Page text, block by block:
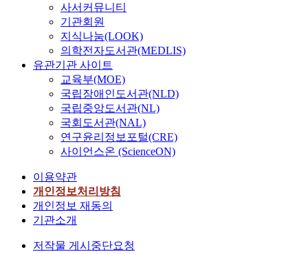
사서커뮤니티
기관회원
지식나눔(LOOK)
의학전자도서관(MEDLIS)
유관기관 사이트
교육부(MOE)
국립장애인도서관(NLD)
국립중앙도서관(NL)
국회도서관(NAL)
연구윤리정보포털(CRE)
사이언스온 (ScienceON)
이용약관
개인정보처리방침
개인정보 재동의
기관소개
저작물 게시중단요청